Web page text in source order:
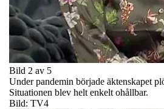
Bild 2 av 5
Under pandemin började äktenskapet
Situationen blev helt enkelt ohållbar.
Bild: TV4